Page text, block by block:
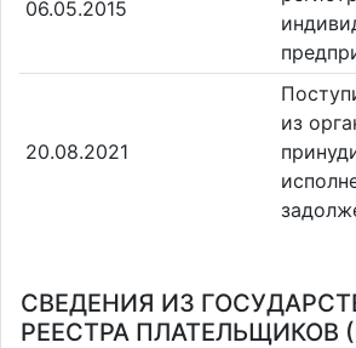
06.05.2015
20.08.2021
из
СВЕДЕНИЯ ИЗ
РЕЕСТРА ПЛАТЕЛЬЩИКОВ